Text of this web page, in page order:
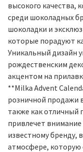
высокого качества,
среди шоколадных
шоколадки и
которые порадуют
Уникальный дизайн
рождественским
акцентом на
**Milka Advent
розничной продажи
также как отличный
привлечет внимание
известному бренду,
атмосфере, которую